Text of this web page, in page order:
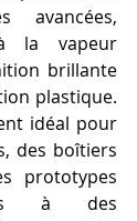
avancées,
la vapeur
brillante
plastique.
idéal pour
des boîtiers
prototypes
à des